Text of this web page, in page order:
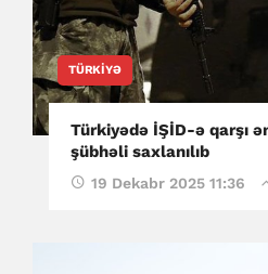
TÜRKIYƏ
Türkiyədə İŞİD-ə qarşı
şübhəli saxlanılıb
19 Dekabr 2025 11:36